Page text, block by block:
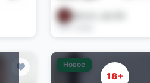
3 дн. назад
Новое
18+